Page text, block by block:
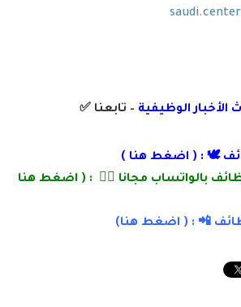
الأخبار الوظيفية – تابعنا ✅
🕊 : ( اضغط هنا )
بالواتساب مجانا 👌🏽 : ( اضغط هنا
📲 : ( اضغط هنا)